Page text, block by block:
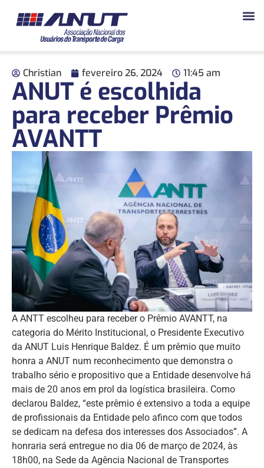
Christian fevereiro 26, 2024 11:45 am
ANUT é escolhida
para receber Prêmio
AVANTT
A ANTT escolheu para receber o Prêmio AVANTT, na
categoria do Mérito Institucional, o Presidente Executivo
da ANUT Luis Henrique Baldez. É um prêmio que muito
honra a ANUT num reconhecimento que demonstra o
trabalho sério e propositivo que a Entidade desenvolve há
mais de 20 anos em prol da logística brasileira. Como
declarou Baldez, “este prêmio é extensivo a toda a equipe
de profissionais da Entidade pelo afinco com que todos
se dedicam na defesa dos interesses dos Associados”. A
honraria será entregue no dia 06 de março de 2024, às
18h00, na Sede da Agência Nacional de Transportes